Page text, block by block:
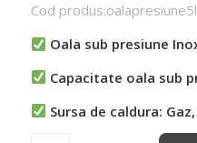
a
fost:
Cod produs:oalapresiune5l
Oala sub presiune
Capacitate oala sub
Sursa de caldura: